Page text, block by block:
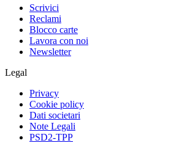
Scrivici
Reclami
Blocco carte
Lavora con noi
Newsletter
Legal
Privacy
Cookie policy
Dati societari
Note Legali
PSD2-TPP